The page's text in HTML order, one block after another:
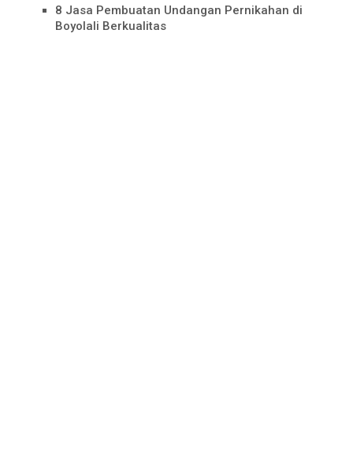
8 Jasa Pembuatan Undangan Pernikahan di
Boyolali Berkualitas